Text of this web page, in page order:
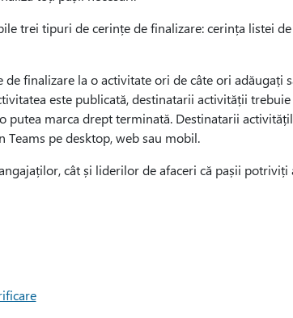
trei tipuri de cerințe de finalizare: cerința listei
de finalizare la o activitate ori de câte ori adăugați
este publicată, destinatarii activității
putea marca drept terminată. Destinatarii
pe desktop, web sau mobil.
cât și liderilor de afaceri că pașii